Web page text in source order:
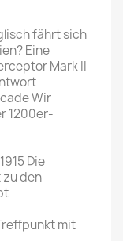
fährt sich
Eine
Mark II
Wir
1200er-
Die
zu den
mit